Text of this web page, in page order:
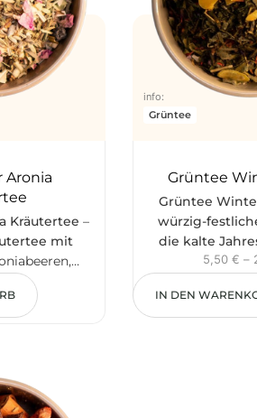
Aronia
Kräutertee –
mit
Anis,
Süßholz,
Ganzer
Koffeinfrei,
info:
Grüntee
Grüntee
Grüntee
würzig-
die kalte
Basis trifft
Mandeln
5,50 € –
IN DEN